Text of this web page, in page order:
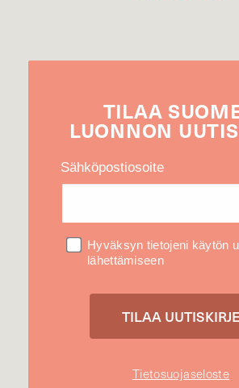
TILAA
LUONNON
Sähköpostiosoite
Hyväksyn tietojeni käytön
lähettämiseen
Tietosuojaseloste